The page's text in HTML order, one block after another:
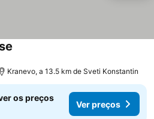
Kranevo, a 13.5 km de Sveti Konstantin
os preços
Ver preços